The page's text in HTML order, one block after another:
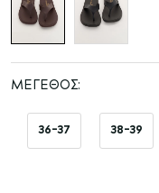
ΜΈΓΕΘΟΣ
36-37 38-39